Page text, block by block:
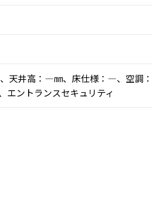
)、天井高：―㎜、床仕様：―、空
エントランスセキュリティ